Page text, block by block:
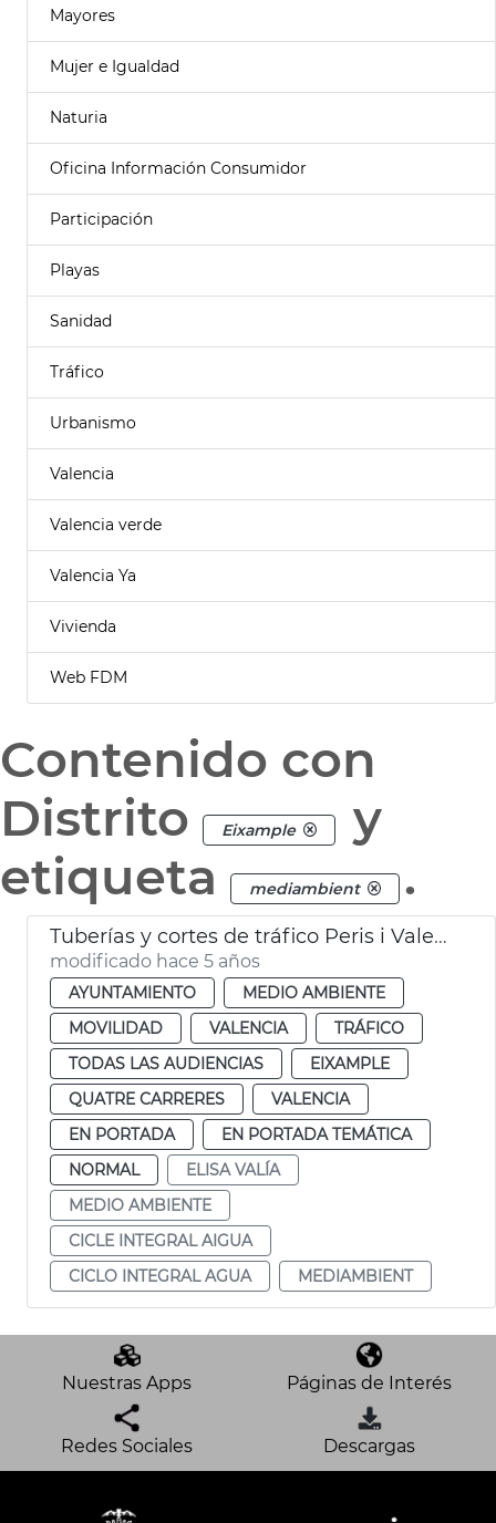
Mayores
Mujer e Igualdad
Naturia
Oficina Información Consumidor
Participación
Playas
Sanidad
Tráfico
Urbanismo
Valencia
Valencia verde
Valencia Ya
Vivienda
Web FDM
Contenido con
Distrito
Eixample
y
etiqueta
mediambient .
Tuberías y cortes de tráfico Peris i Valero
modificado hace 5 años
AYUNTAMIENTO
MEDIO AMBIENTE
MOVILIDAD
VALENCIA
TRÁFICO
TODAS LAS AUDIENCIAS
EIXAMPLE
QUATRE CARRERES
VALENCIA
EN PORTADA
EN PORTADA TEMÁTICA
NORMAL
ELISA VALÍA
MEDIO AMBIENTE
CICLE INTEGRAL AIGUA
CICLO INTEGRAL AGUA
MEDIAMBIENT
Nuestras Apps Páginas de Interés
Redes Sociales Descargas